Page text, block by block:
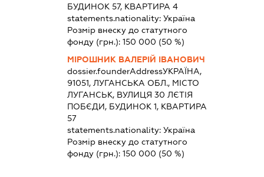
БУДИНОК 57, КВАРТИРА 4
statements.nationality:Україна
Розмір внеску до статутного
фонду (грн.):150 000 (50 %)
МІРОШНИК ВАЛЕРІЙ ІВАНОВИЧ
dossier.founderAddressУКРАЇНА,
91051, ЛУГАНСЬКА ОБЛ., МІСТО
ЛУГАНСЬК, ВУЛИЦЯ 30 ЛЄТІЯ
ПОБЄДИ, БУДИНОК 1, КВАРТИРА
57
statements.nationality:Україна
Розмір внеску до статутного
фонду (грн.):150 000 (50 %)